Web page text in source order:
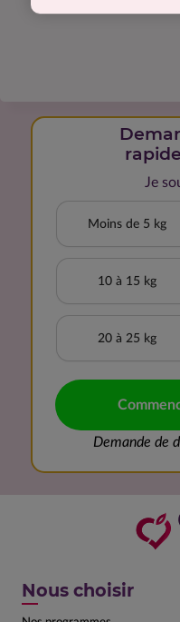
Je
Moins de 5 kg
10 à 15 kg
20 à 25 kg
Demande de
Nous choisir